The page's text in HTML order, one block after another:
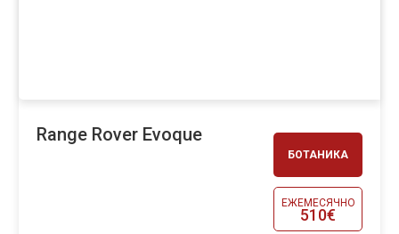
БОТАНИКА
ЕЖЕМЕСЯЧНО
510€
Range Rover Evoque